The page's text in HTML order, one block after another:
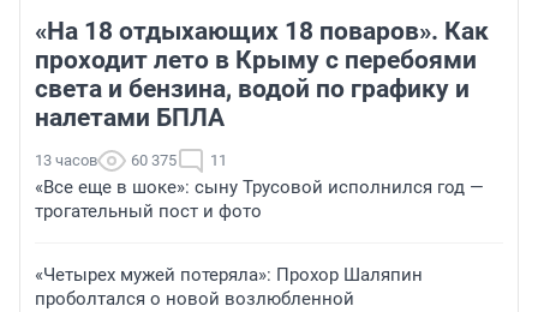
«На 18 отдыхающих 18 поваров». Как
проходит лето в Крыму с перебоями
света и бензина, водой по графику и
налетами БПЛА
13 часов 60 375 11
«Все еще в шоке»: сыну Трусовой исполнился год —
трогательный пост и фото
«Четырех мужей потеряла»: Прохор Шаляпин
проболтался о новой возлюбленной